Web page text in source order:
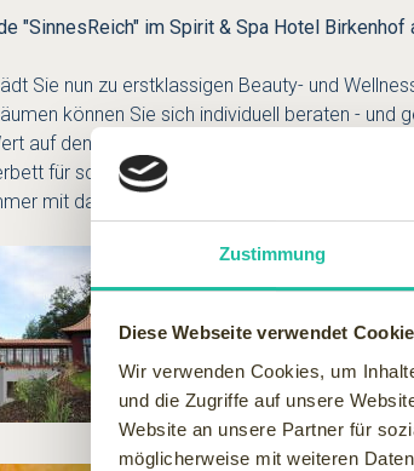
Zustimmung
Diese Webseite verwendet
Wir verwenden Cookies, um
und die Zugriffe auf unsere
Website an unsere Partner für
möglicherweise mit weiteren
"SinnesReich" im Spirit & Spa Hotel
Sie nun zu erstklassigen Beauty- und
können Sie sich individuell beraten - und
auf den Einbau von natürlichen Materialien
für schwebendes Liegen und die spezielle
mit dabei, denn der Blick aus allen